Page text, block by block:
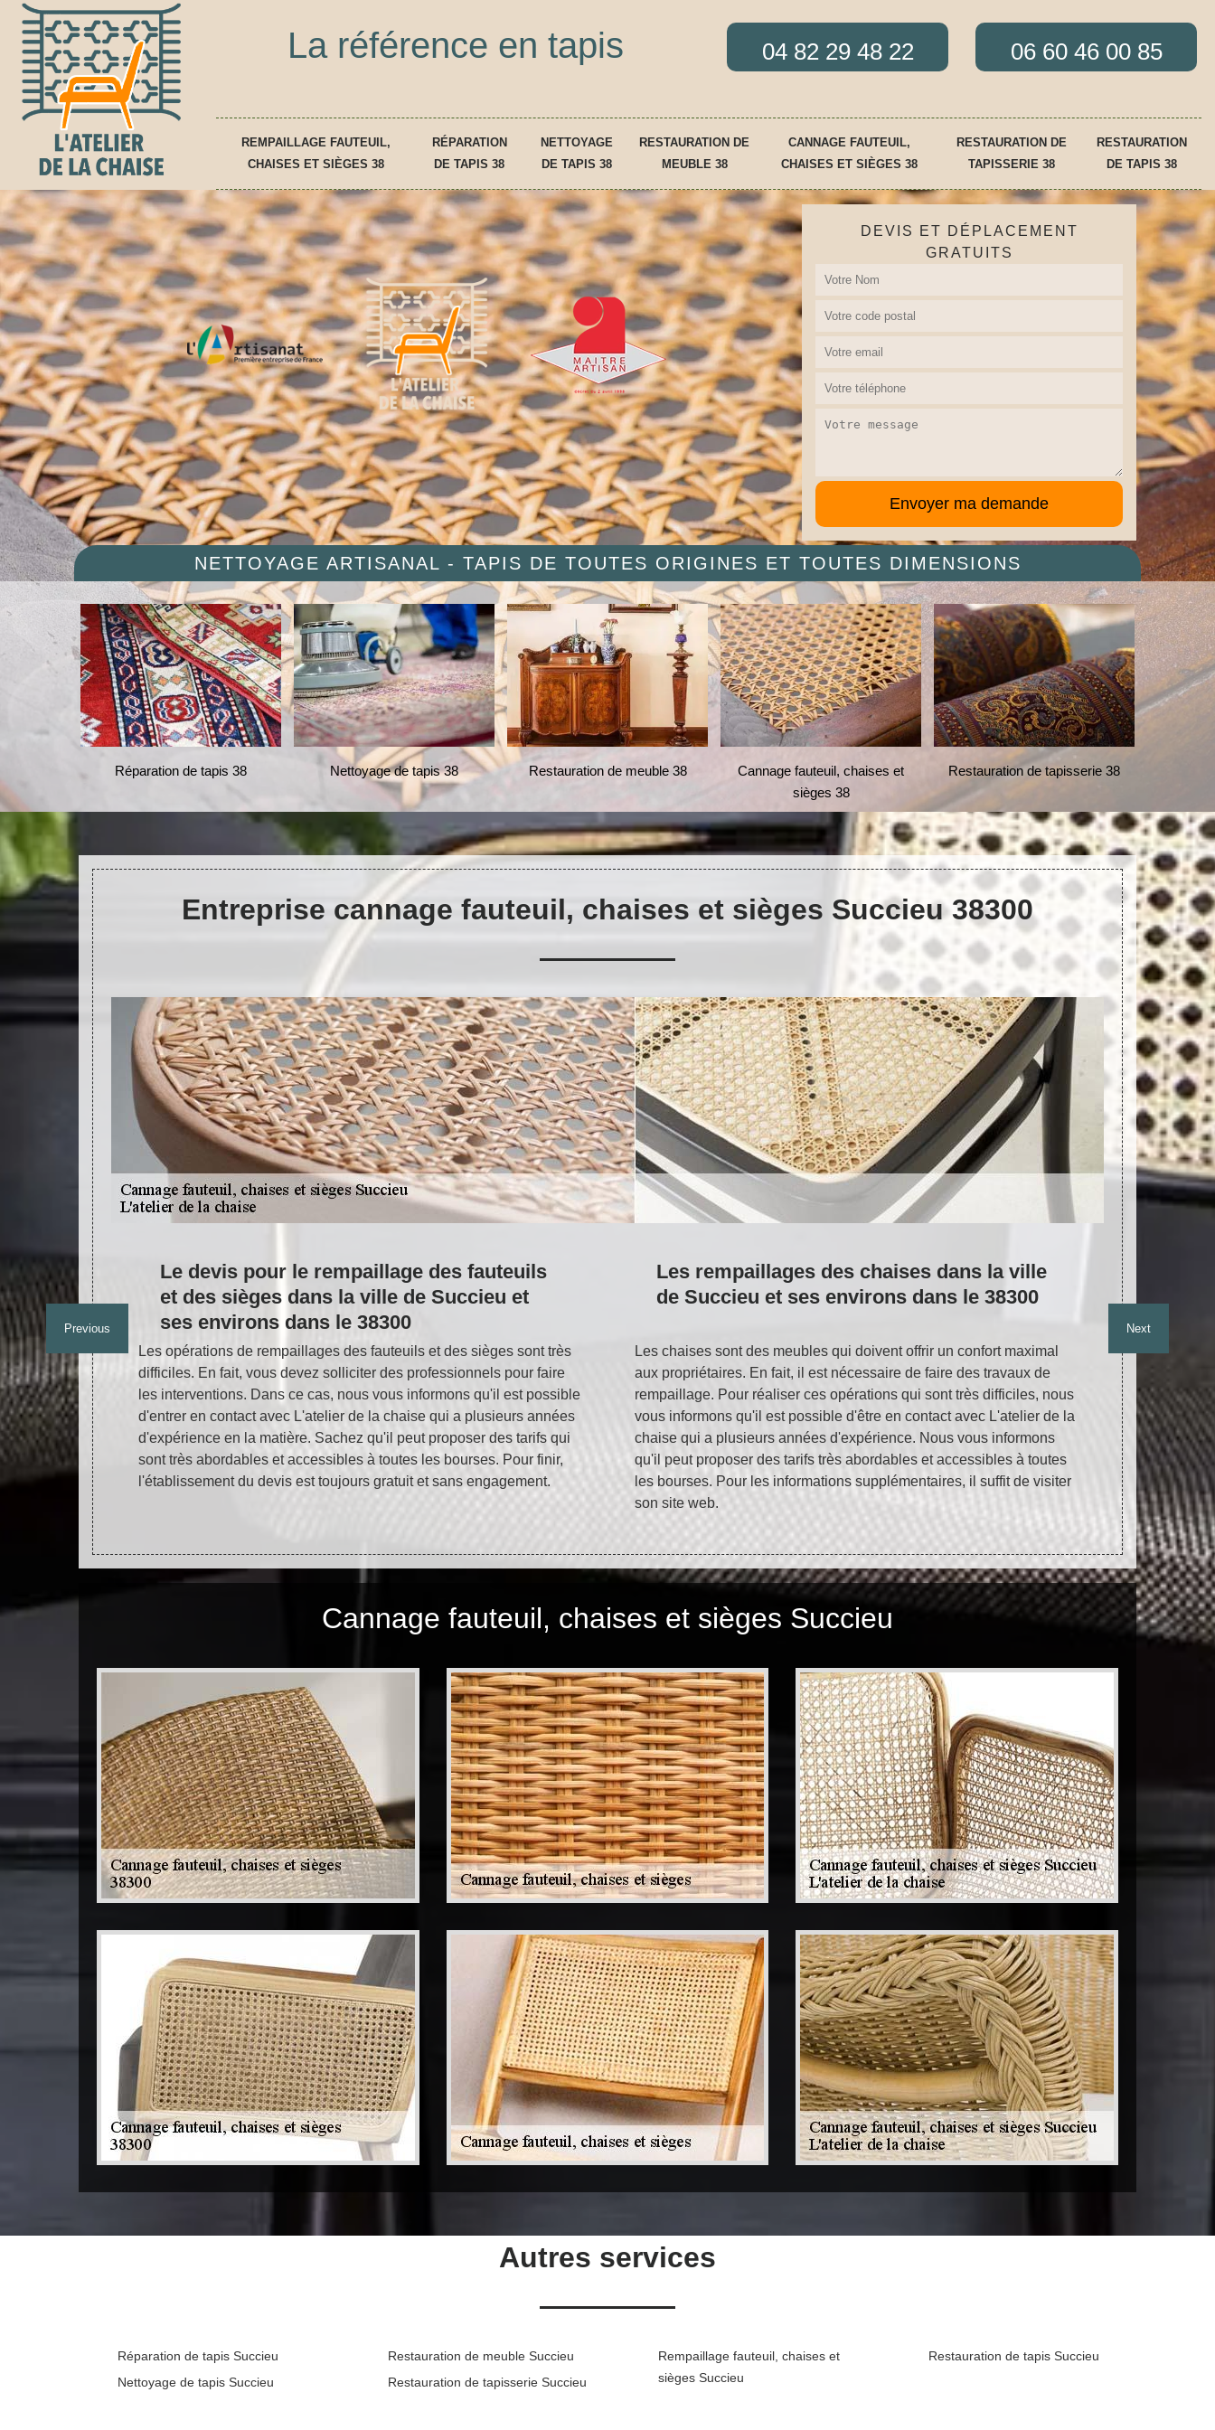
La référence en tapis 04 82 29 48 22 06 60 46 00 85
REMPAILLAGE FAUTEUIL,
CHAISES ET SIÈGES 38
RÉPARATION
DE TAPIS 38
NETTOYAGE
DE TAPIS 38
RESTAURATION DE
MEUBLE 38
CANNAGE FAUTEUIL,
CHAISES ET SIÈGES 38
RESTAURATION DE
TAPISSERIE 38
RESTAURATION
DE TAPIS 38
DEVIS ET DÉPLACEMENT
GRATUITS
NETTOYAGE ARTISANAL - TAPIS DE TOUTES ORIGINES ET TOUTES DIMENSIONS
Réparation de tapis 38 Nettoyage de tapis 38 Restauration de meuble 38
Cannage fauteuil, chaises et
sièges 38
Restauration de tapisserie 38
Entreprise cannage fauteuil, chaises et sièges Succieu 38300
Previous
le
votre
de
Dans ce
de la
qu'il peut
toutes les
son
Le devis pour le rempaillage des fauteuils
et des sièges dans la ville de Succieu et
ses environs dans le 38300
Les opérations de rempaillages des fauteuils et des sièges sont très
difficiles. En fait, vous devez solliciter des professionnels pour faire
les interventions. Dans ce cas, nous vous informons qu'il est possible
d'entrer en contact avec L'atelier de la chaise qui a plusieurs années
d'expérience en la matière. Sachez qu'il peut proposer des tarifs qui
sont très abordables et accessibles à toutes les bourses. Pour finir,
l'établissement du devis est toujours gratuit et sans engagement.
Les rempaillages des chaises dans la ville
de Succieu et ses environs dans le 38300
Les chaises sont des meubles qui doivent offrir un confort maximal
aux propriétaires. En fait, il est nécessaire de faire des travaux de
rempaillage. Pour réaliser ces opérations qui sont très difficiles, nous
vous informons qu'il est possible d'être en contact avec L'atelier de la
chaise qui a plusieurs années d'expérience. Nous vous informons
qu'il peut proposer des tarifs très abordables et accessibles à toutes
les bourses. Pour les informations supplémentaires, il suffit de visiter
son site web.
Un certain
fauteuils
des travaux
avec
matière. Il
peut
les
Internet.
Next
Cannage fauteuil, chaises et sièges Succieu
Autres services
Réparation de tapis Succieu
Nettoyage de tapis Succieu
Restauration de meuble Succieu
Restauration de tapisserie Succieu
Rempaillage fauteuil, chaises et
sièges Succieu
Restauration de tapis Succieu